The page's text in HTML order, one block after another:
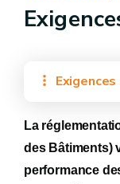
La
des Bâtiments)
performance